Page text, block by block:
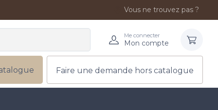
Vous ne trouvez pas ?
Me connecter
Mon compte
Faire une demande hors catalogue